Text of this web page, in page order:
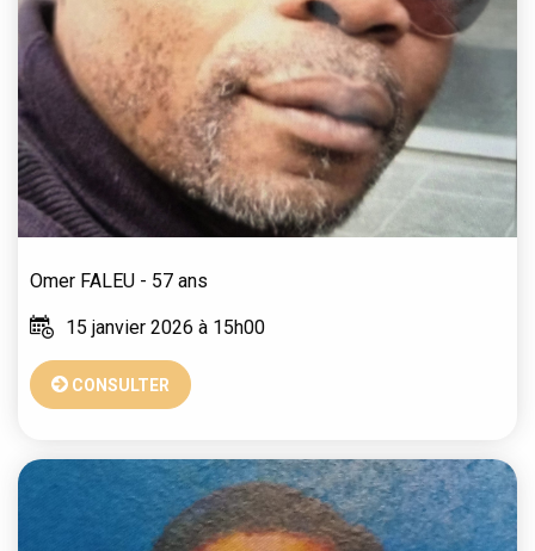
Omer FALEU - 57 ans
15 janvier 2026 à 15h00
CONSULTER